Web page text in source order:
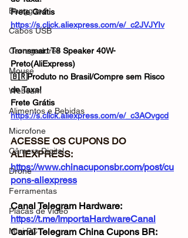
Banggood
Cabos USB
Carregadores
Mouse
Webcam
Alimentos e Bebidas
Microfone
Câmera Digital
Drone
Ferramentas
Placas de Vídeo
Mini PC
Frete Grátis
https://s.click.aliexpress.com/e/_c2JVJYIv
Tronsmart T8 Speaker 40W-
Preto(AliExpress)
🇧🇷Produto no Brasil/Compre sem Risco
de Taxa!
Frete Grátis
https://s.click.aliexpress.com/e/_c3AOvgcd
ACESSE OS CUPONS DO
ALIEXPRESS:
https://www.chinacuponsbr.com/post/cu
pons-aliexpress
Canal Telegram Hardware:
https://t.me/ImportaHardwareCanal
Canal Telegram China Cupons BR: